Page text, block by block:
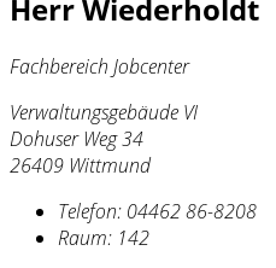
Herr Wiederholdt
Fachbereich Jobcenter
Verwaltungsgebäude VI
Dohuser Weg 34
26409 Wittmund
Telefon: 04462 86-8208
Raum: 142